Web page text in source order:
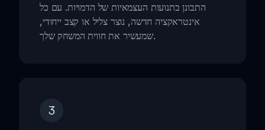
התבונן בתנועות העצמאיות של הדמויות. עם כל
אינטראקציה חדשה, נוצר צליל או קצב ייחודי,
שמעשיר את חווית המשחק שלך.
3